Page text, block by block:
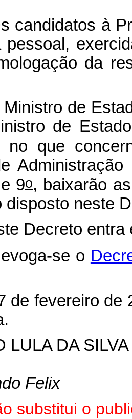
candidatos à
pessoal,
da
de
de
no que
9o, baixarão
disposto neste
Decreto entra
se o
de fevereiro de
LULA DA SILVA
Felix
substitui o